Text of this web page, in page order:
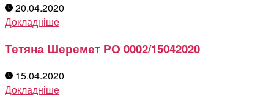
20.04.2020
Докладніше
Тетяна Шеремет РО 0002/15042020
15.04.2020
Докладніше